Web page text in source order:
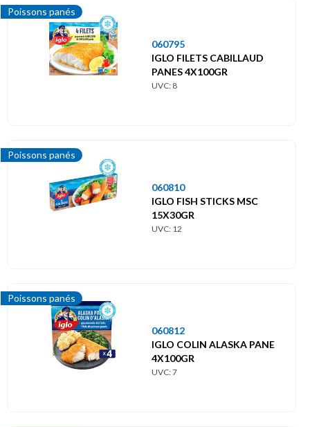
Poissons panés
060795
IGLO FILETS CABILLAUD
PANES 4X100GR
UVC: 8
Poissons panés
060810
IGLO FISH STICKS MSC
15X30GR
UVC: 12
Poissons panés
060812
IGLO COLIN ALASKA PANE
4X100GR
UVC: 7